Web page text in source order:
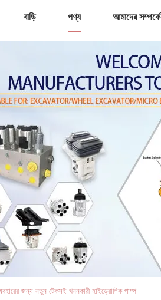
বাড়ি পণ্য আমাদের সম্পর্কে
জন্য নতুন টেকসই খননকারী হাইড্রোলিক পাম্প